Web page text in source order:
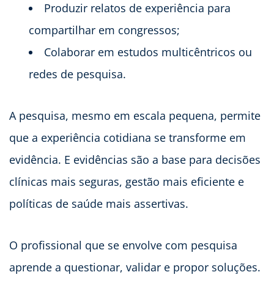
Produzir relatos de experiência para
compartilhar em congressos;
Colaborar em estudos multicêntricos ou
redes de pesquisa.
A pesquisa, mesmo em escala pequena, permite
que a experiência cotidiana se transforme em
evidência. E evidências são a base para decisões
clínicas mais seguras, gestão mais eficiente e
políticas de saúde mais assertivas.
O profissional que se envolve com pesquisa
aprende a questionar, validar e propor soluções.